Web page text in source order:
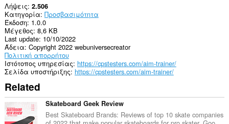
Λήψεις 2.506
Κατηγορία Προσβασιμότητα
Έκδοση 1.0.0
Μέγεθος 8,6 KB
Last update 10/10/2022
Άδεια Copyright 2022 webuniversecreator
Πολιτική απορρήτου
Ιστότοπος υπηρεσίας https://cpstesters.com/aim-trainer/
Σελίδα υποστήριξης https://cpstesters.com/aim-trainer/
Related
Skateboard Geek Review
Best Skateboard Brands: Reviews of top 10 skate companies